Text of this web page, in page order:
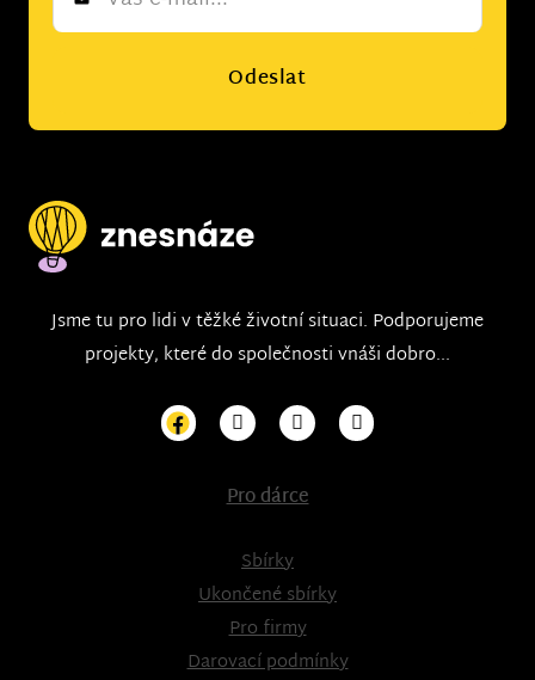
Odeslat
Jsme tu pro lidi v těžké životní situaci. Podporujeme
projekty, které do společnosti vnáši dobro...
Pro dárce
Sbírky
Ukončené sbírky
Pro firmy
Darovací podmínky